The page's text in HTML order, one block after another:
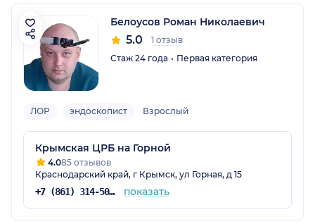
Белоусов Роман Николаевич
5.0
1 отзыв
Стаж 24 года
Первая категория
ЛОР эндоскопист Взрослый
Крымская ЦРБ на Горной
4.085 отзывов
Краснодарский край, г Крымск, ул Горная, д 15
+7 (861) 314-50-00 показать